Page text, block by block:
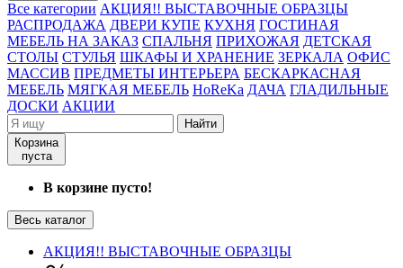
Все категории АКЦИЯ!! ВЫСТАВОЧНЫЕ ОБРАЗЦЫ
РАСПРОДАЖА ДВЕРИ КУПЕ КУХНЯ ГОСТИНАЯ
МЕБЕЛЬ НА ЗАКАЗ СПАЛЬНЯ ПРИХОЖАЯ ДЕТСКАЯ
СТОЛЫ СТУЛЬЯ ШКАФЫ И ХРАНЕНИЕ ЗЕРКАЛА ОФИС
МАССИВ ПРЕДМЕТЫ ИНТЕРЬЕРА БЕСКАРКАСНАЯ
МЕБЕЛЬ МЯГКАЯ МЕБЕЛЬ HoReKa ДАЧА ГЛАДИЛЬНЫЕ
ДОСКИ АКЦИИ
Найти
Корзина
пуста
В корзине пусто!
Весь каталог
АКЦИЯ!! ВЫСТАВОЧНЫЕ ОБРАЗЦЫ